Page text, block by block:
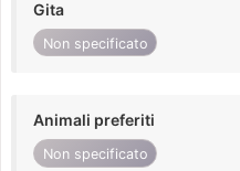
Gita
Non specificato
Animali preferiti
Non specificato